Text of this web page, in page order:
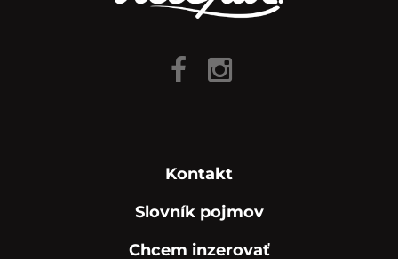
Kontakt
Slovník pojmov
Chcem inzerovať